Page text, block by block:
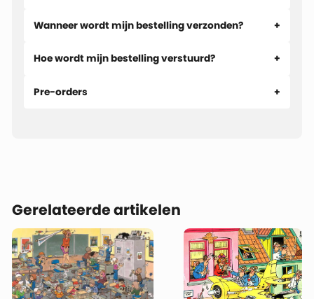
Wanneer wordt mijn bestelling verzonden?
Hoe wordt mijn bestelling verstuurd?
Pre-orders
Gerelateerde artikelen